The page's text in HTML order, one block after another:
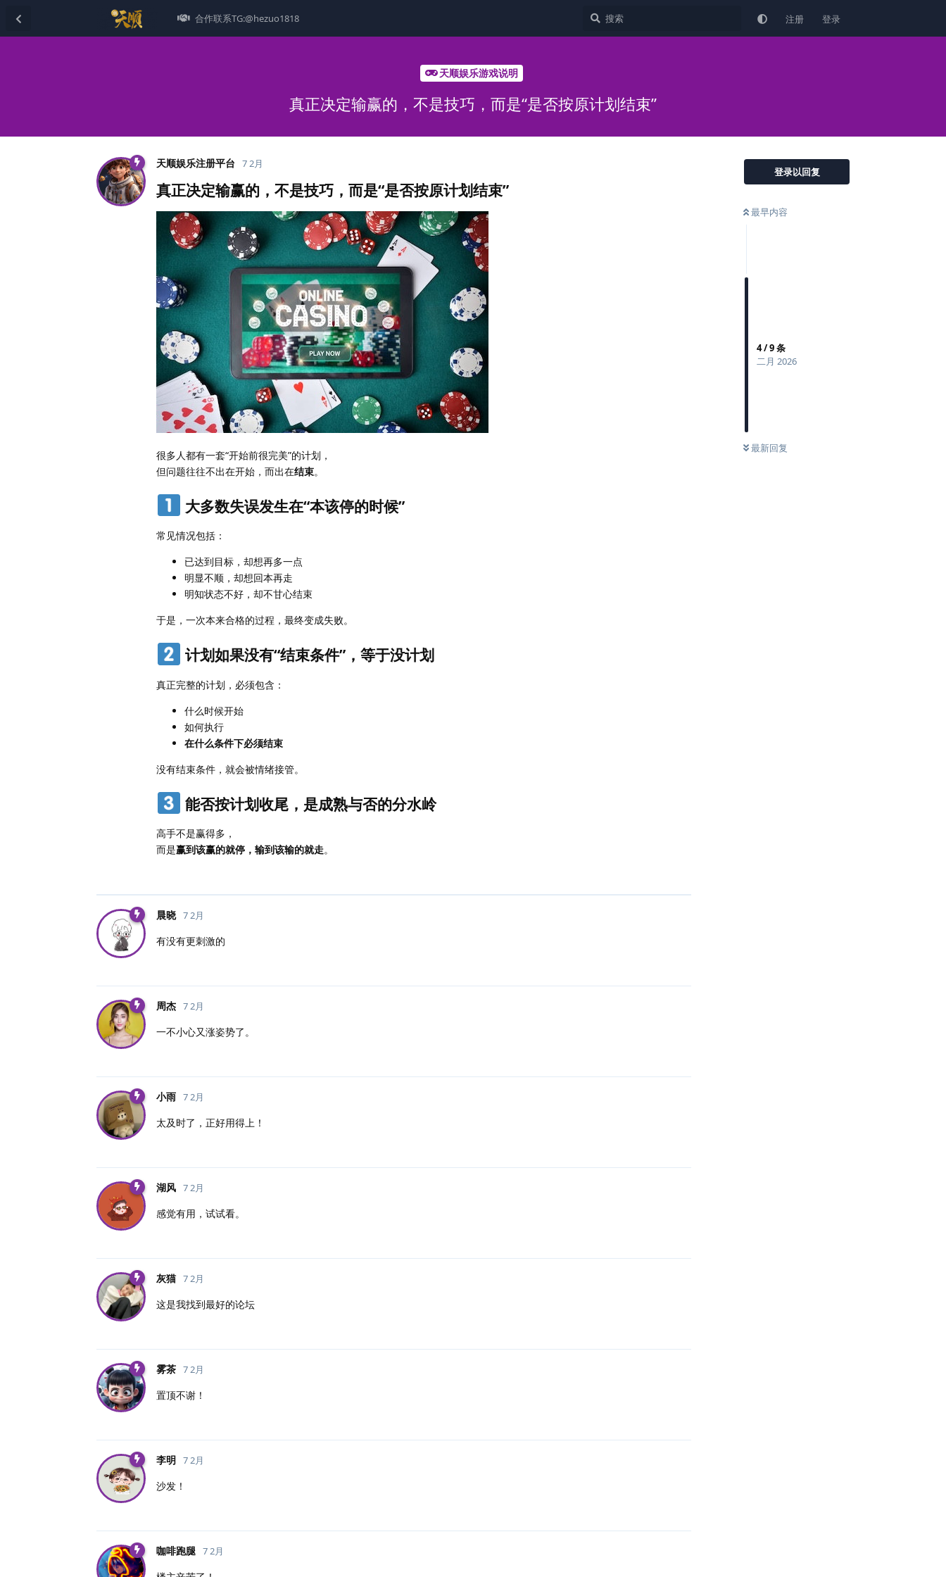
合作联系TG:@hezuo1818 注册 登录
天顺娱乐游戏说明
真正决定输赢的，不是技巧，而是“是否按原计划结束”
登录以回复
最早内容
4/9条
二月 2026
最新回复
天顺娱乐注册平台 7 2月
真正决定输赢的，不是技巧，而是“是否按原计划结束”
很多人都有一套“开始前很完美”的计划，
但问题往往不出在开始，而出在结束。
大多数失误发生在“本该停的时候”
常见情况包括：
已达到目标，却想再多一点
明显不顺，却想回本再走
明知状态不好，却不甘心结束
于是，一次本来合格的过程，最终变成失败。
计划如果没有“结束条件”，等于没计划
真正完整的计划，必须包含：
什么时候开始
如何执行
在什么条件下必须结束
没有结束条件，就会被情绪接管。
能否按计划收尾，是成熟与否的分水岭
高手不是赢得多，
而是赢到该赢的就停，输到该输的就走。
晨晓 7 2月
有没有更刺激的
周杰 7 2月
一不小心又涨姿势了。
小雨 7 2月
太及时了，正好用得上！
湖风 7 2月
感觉有用，试试看。
灰猫 7 2月
这是我找到最好的论坛
雾茶 7 2月
置顶不谢！
李明 7 2月
沙发！
咖啡跑腿 7 2月